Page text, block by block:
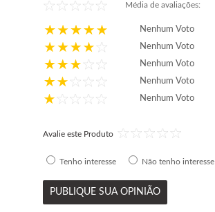
Média de avaliações:
Nenhum Voto
Nenhum Voto
Nenhum Voto
Nenhum Voto
Nenhum Voto
Avalie este Produto
Tenho interesse Não tenho interesse
PUBLIQUE SUA OPINIÃO